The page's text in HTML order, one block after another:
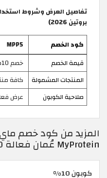
تفاصيل العرض وشروط
بروتين 2026)
كود الخصم
MPP5
قيمة الخصم
خصم 10% إضافي
المنتجات المشمولة
كافة
صلاحية الكوبون
عرض
MyProtein عُمان فعالة 100%
كوبون 10%